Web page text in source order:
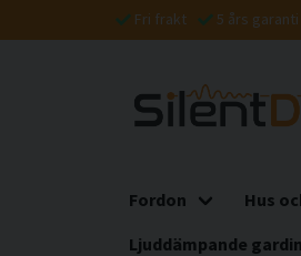
Fri frakt 5 års garanti
Fordon Hus
Ljuddämpande